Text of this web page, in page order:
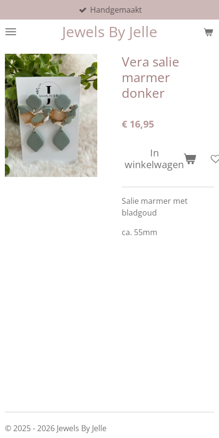
direct
naar
hoofdinhoud
Jewels By Jelle
Handgemaakt
Vera salie
marmer
donker
€ 16,95
In
winkelwagen
Salie marmer met
bladgoud
ca. 55mm
© 2025 - 2026 Jewels By Jelle